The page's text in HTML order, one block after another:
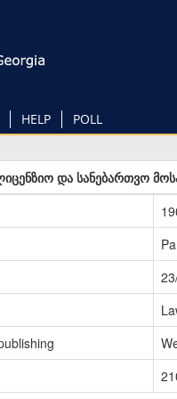
HELP POLL
და სანებართვო